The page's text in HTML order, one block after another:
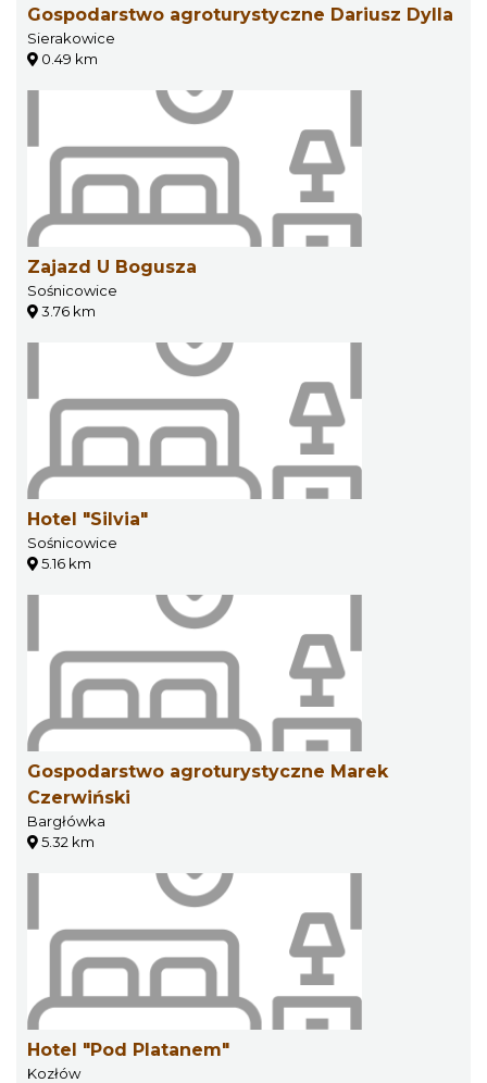
Gospodarstwo agroturystyczne Dariusz Dylla
Sierakowice
0.49 km
Zajazd U Bogusza
Sośnicowice
3.76 km
Hotel "Silvia"
Sośnicowice
5.16 km
Gospodarstwo agroturystyczne Marek
Czerwiński
Bargłówka
5.32 km
Hotel "Pod Platanem"
Kozłów